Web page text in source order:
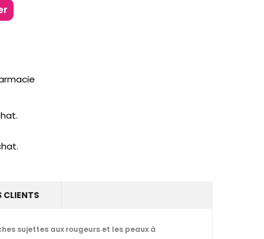
CLIENTS
sujettes aux rougeurs et les peaux à